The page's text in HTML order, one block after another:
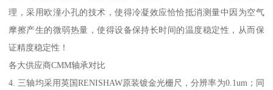
理，采用欧潼小孔的技术，使得冷凝效应恰恰抵消测量中因为空气
摩擦产生的微弱热量，使得设备保持长时间的温度稳定性，从而保
证精度稳定性！
各大供应商CMM轴承对比
4. 三轴均采用英国RENISHAW原装镀金光栅尺，分辨率为0.1um；同